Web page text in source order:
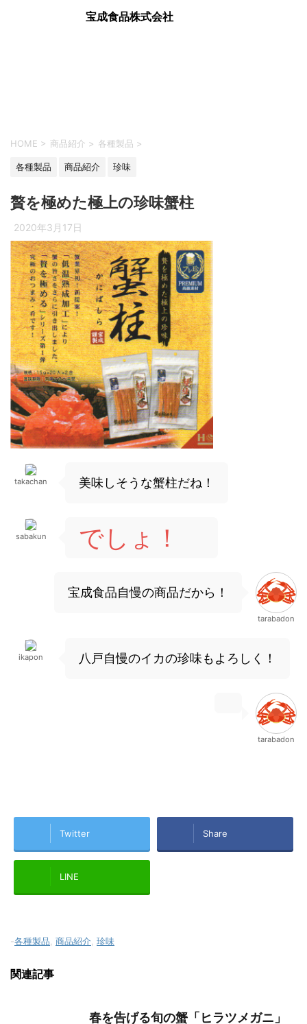
宝成食品株式会社
HOME > 商品紹介 > 各種製品 >
各種製品 商品紹介 珍味
贅を極めた極上の珍味蟹柱
2020年3月17日
takachan 美味しそうな蟹柱だね！
sabakun でしょ！
宝成食品自慢の商品だから！
tarabadon
ikapon 八戸自慢のイカの珍味もよろしく！
tarabadon
Twitter Share
LINE
-各種製品 商品紹介 珍味
関連記事
春を告げる旬の蟹「ヒラツメガニ」